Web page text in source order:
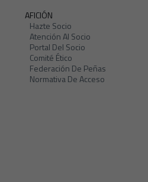
AFICIÓN
Hazte Socio
Atención Al Socio
Portal Del Socio
Comité Ético
Federación De Peñas
Normativa De Acceso